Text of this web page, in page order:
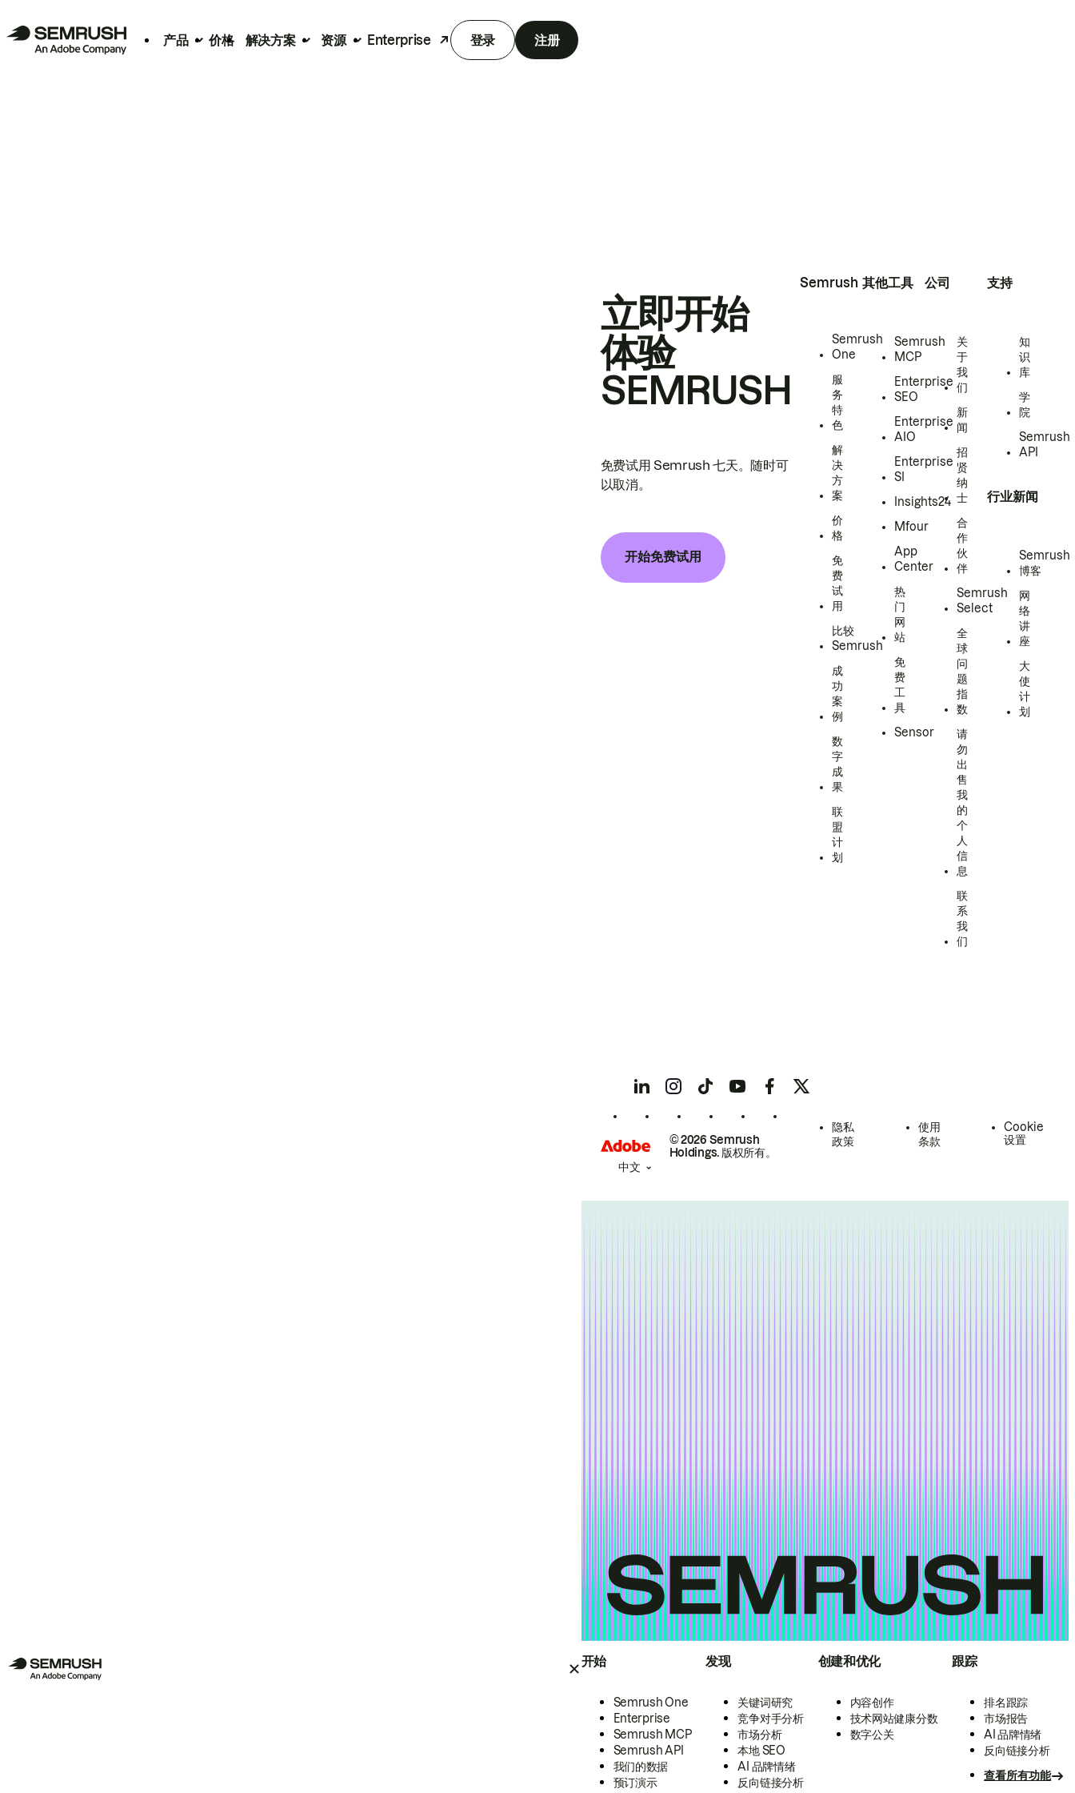
产品 价格 解决方案 资源 Enterprise 登录 注册
开始
Semrush One
Enterprise
Semrush MCP
Semrush API
我们的数据
预订演示
发现
关键词研究
竞争对手分析
市场分析
本地 SEO
AI 品牌情绪
反向链接分析
创建和优化
内容创作
技术网站健康分数
数字公关
跟踪
排名跟踪
市场报告
AI 品牌情绪
反向链接分析
查看所有功能
立即开始
体验
SEMRUSH
免费试用 Semrush 七天。随时可
以取消。
开始免费试用
Semrush
Semrush
One
服
务
特
色
解
决
方
案
价
格
免
费
试
用
比较
Semrush
成
功
案
例
数
字
成
果
联
盟
计
划
其他工具
Semrush
MCP
Enterprise
SEO
Enterprise
AIO
Enterprise
SI
Insights24
Mfour
App
Center
热
门
网
站
免
费
工
具
Sensor
公司
关
于
我
们
新
闻
招
贤
纳
士
合
作
伙
伴
Semrush
Select
全
球
问
题
指
数
请
勿
出
售
我
的
个
人
信
息
联
系
我
们
支持
知
识
库
学
院
Semrush
API
行业新闻
Semrush
博客
网
络
讲
座
大
使
计
划
© 2026 Semrush
Holdings. 版权所有。
隐私
政策
使用
条款
Cookie
设置
中文